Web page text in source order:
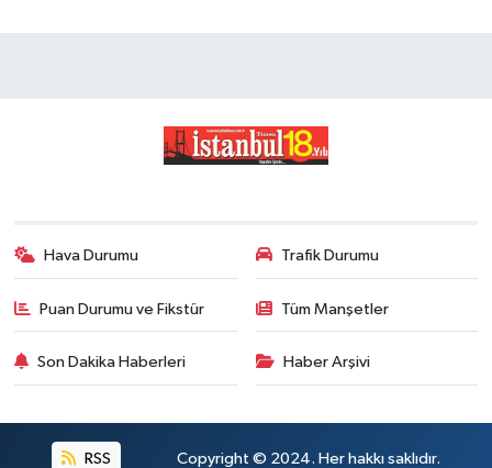
Hava Durumu Trafik Durumu
Puan Durumu ve Fikstür Tüm Manşetler
Son Dakika Haberleri Haber Arşivi
RSS Copyright © 2024. Her hakkı saklıdır.